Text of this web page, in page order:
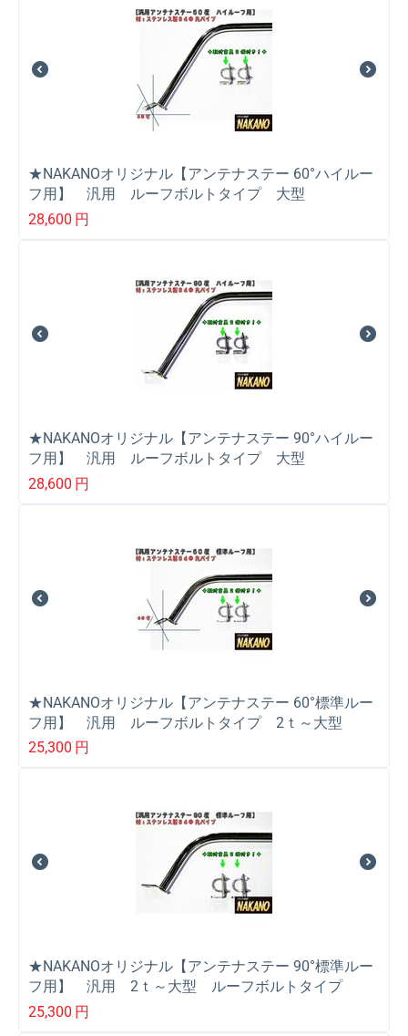
★NAKANOオリジナル【アンテナステー 60°ハイルー
フ用】 汎用 ルーフボルトタイプ 大型
28,600 円
★NAKANOオリジナル【アンテナステー 90°ハイルー
フ用】 汎用 ルーフボルトタイプ 大型
28,600 円
★NAKANOオリジナル【アンテナステー 60°標準ルー
フ用】 汎用 ルーフボルトタイプ 2ｔ～大型
25,300 円
★NAKANOオリジナル【アンテナステー 90°標準ルー
フ用】 汎用 2ｔ～大型 ルーフボルトタイプ
25,300 円